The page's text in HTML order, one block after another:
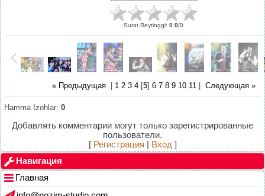
Surat Reytinggi: 0.0/0
« Предыдущая 1 2 3 4 [5] 6 7 8 9 10 11 Следующая »
Hamma Izohlar: 0
Добавлять комментарии могут только зарегистрированные
пользователи.
[ Регистрация Вход ]
Навигация
Главная